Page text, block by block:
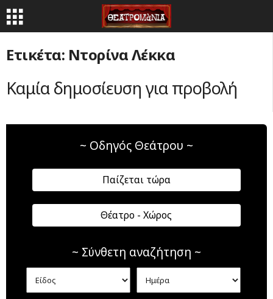
Ετικέτα: Ντορίνα Λέκκα
Καμία δημοσίευση για προβολή
~ Οδηγός Θεάτρου ~
Παίζεται τώρα
Θέατρο - Χώρος
~ Σύνθετη αναζήτηση ~